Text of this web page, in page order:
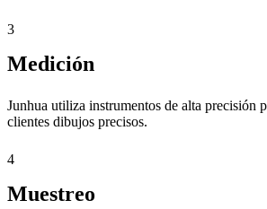
3
Medición
Junhua utiliza instrumentos de alta precisión
clientes dibujos precisos.
4
Muestreo